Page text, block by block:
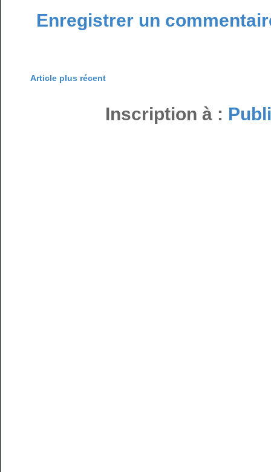
Enregistrer un
Article plus récent
Inscription à :